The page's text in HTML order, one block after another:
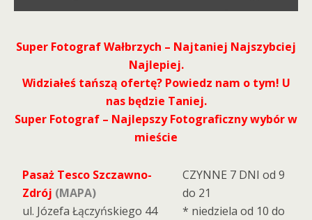
Super Fotograf Wałbrzych – Najtaniej Najszybciej
Najlepiej.
Widziałeś tańszą ofertę? Powiedz nam o tym! U
nas będzie Taniej.
Super Fotograf – Najlepszy Fotograficzny wybór w
mieście
Pasaż Tesco Szczawno-
Zdrój (MAPA)
ul. Józefa Łączyńskiego 44
CZYNNE 7 DNI od 9
do 21
* niedziela od 10 do